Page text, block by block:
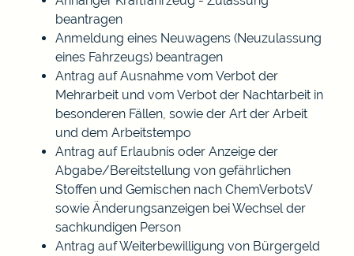
beantragen
Anmeldung eines Neuwagens (Neuzulassung
eines Fahrzeugs) beantragen
Antrag auf Ausnahme vom Verbot der
Mehrarbeit und vom Verbot der Nachtarbeit in
besonderen Fällen, sowie der Art der Arbeit
und dem Arbeitstempo
Antrag auf Erlaubnis oder Anzeige der
Abgabe/Bereitstellung von gefährlichen
Stoffen und Gemischen nach ChemVerbotsV
sowie Änderungsanzeigen bei Wechsel der
sachkundigen Person
Antrag auf Weiterbewilligung von Bürgergeld